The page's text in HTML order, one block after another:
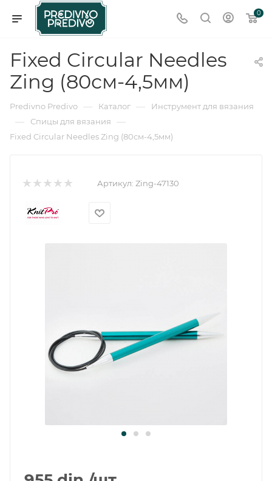
0
Fixed Circular Needles
Zing (80см-4,5мм)
Predivno Predivo — Каталог — Инструмент для вязания
— Спицы для вязания —
Fixed Circular Needles Zing (80см-4,5мм)
Артикул: Zing-47130